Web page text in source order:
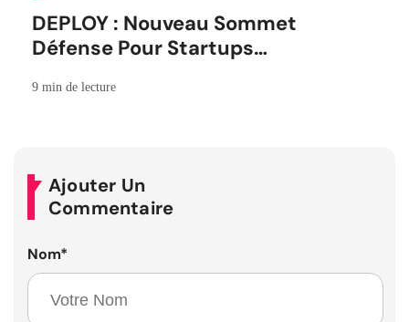
DEPLOY : Nouveau Sommet
Défense Pour Startups
9 min de lecture
Ajouter Un
Commentaire
Nom*